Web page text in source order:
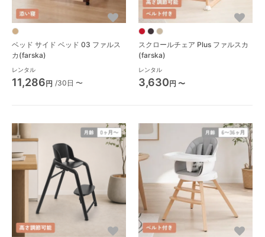
ベッド サイド ベッド 03 ファルス
カ(farska)
レンタル
11,286円 /30日 〜
スクロールチェア Plus ファルスカ
(farska)
レンタル
3,630円 〜